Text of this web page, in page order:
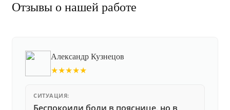
Отзывы о нашей работе
Александр Кузнецов
★★★★★
СИТУАЦИЯ: